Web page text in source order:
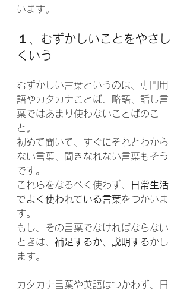
います。
１ 、 むずかしいことをやさし
くいう
むずかしい言葉というのは、専門用
語やカタカナことば、略語、話し言
葉ではあまり使わないことばのこ
と。
初めて聞いて、すぐにそれとわから
ない言葉、聞きなれない言葉もそう
です。
これらをなるべく使わず、
日常生活
でよく使われている言葉をつかいま
す。
もし、その言葉でなければならない
ときは、 補足するか、説明するかし
ます。
カタカナ言葉や英語はつかわず、日